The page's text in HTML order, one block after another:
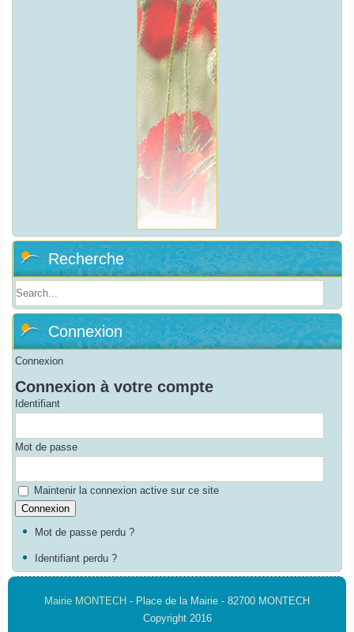
Recherche
Connexion
Connexion
Connexion à votre compte
Identifiant
Mot de passe
Maintenir la connexion active sur ce site
Mot de passe perdu ?
Identifiant perdu ?
Mairie MONTECH - Place de la Mairie - 82700 MONTECH
Copyright 2016